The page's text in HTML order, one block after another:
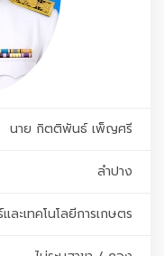
นาย กิตติพันธ์ เพ็ญศรี
ลำปาง
ละเทคโนโลยีการเกษตร